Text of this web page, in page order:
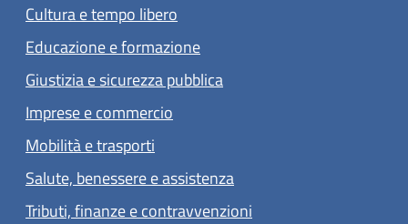
Cultura e tempo libero
Educazione e formazione
Giustizia e sicurezza pubblica
Imprese e commercio
Mobilità e trasporti
Salute, benessere e assistenza
Tributi, finanze e contravvenzioni